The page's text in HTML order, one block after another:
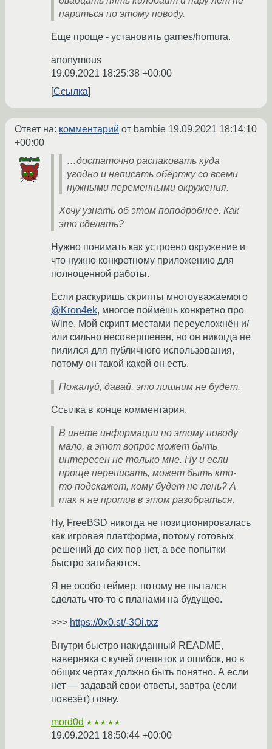
париться по этому поводу.
Еще проще - установить games/homura.
anonymous
19.09.2021 18:25:38 +00:00
Ссылка
Ответ на: комментарий от bambie 19.09.2021 18:14:10
+00:00
…достаточно распаковать куда
угодно и написать обёртку со всеми
нужными переменными окружения.
Хочу узнать об этом поподробнее. Как
это сделать?
Нужно понимать как устроено окружение и
что нужно конкретному приложению для
полноценной работы.
Если раскуришь скрипты многоуважаемого
@Kron4ek, многое поймёшь конкретно про
Wine. Мой скрипт местами переусложнён и/
или сильно несовершенен, но он никогда не
пилился для публичного использования,
потому он такой какой он есть.
Пожалуй, давай, это лишним не будет.
Ссылка в конце комментария.
В инете информации по этому поводу
мало, а этот вопрос может быть
интересен не только мне. Ну и если
проще переписать, может быть кто-
то подскажет, кому будет не лень? А
так я не против в этом разобраться.
Ну, FreeBSD никогда не позиционировалась
как игровая платформа, потому готовых
решений до сих пор нет, а все попытки
быстро загибаются.
Я не особо геймер, потому не пытался
сделать что-то с планами на будущее.
>>> https://0x0.st/-3Oi.txz
Внутри быстро накиданный README,
наверняка с кучей очепяток и ошибок, но в
общих чертах должно быть понятно. А если
нет — задавай свои ответы, завтра (если
повезёт) гляну.
mord0d ★★★★★
19.09.2021 18:50:44 +00:00